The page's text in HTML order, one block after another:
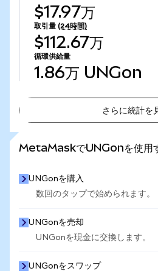
$17.97万
取引量 (24時間)
$112.67万
循環供給量
1.86万 UNGon
さらに統計を
MetaMaskでUNGonを使用
UNGonを購入
数回のタップで始められます。
UNGonを売却
UNGonを現金に交換します。
UNGonをスワップ